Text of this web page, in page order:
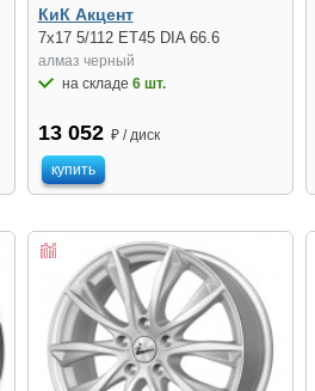
КиК Акцент
7x17 5/112 ET45 DIA 66.6
алмаз черный
на складе 6 шт.
13 052 ₽ / диск
купить